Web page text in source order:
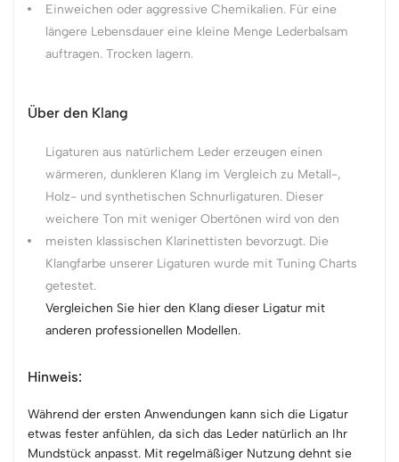
Einweichen oder aggressive Chemikalien. Für eine
längere Lebensdauer eine kleine Menge Lederbalsam
auftragen. Trocken lagern.
Über den Klang
Ligaturen aus natürlichem Leder erzeugen einen
wärmeren, dunkleren Klang im Vergleich zu Metall-,
Holz- und synthetischen Schnurligaturen. Dieser
weichere Ton mit weniger Obertönen wird von den
meisten klassischen Klarinettisten bevorzugt. Die
Klangfarbe unserer Ligaturen wurde mit Tuning Charts
getestet.
Vergleichen Sie hier den Klang dieser Ligatur mit
anderen professionellen Modellen.
Hinweis:
Während der ersten Anwendungen kann sich die Ligatur
etwas fester anfühlen, da sich das Leder natürlich an Ihr
Mundstück anpasst. Mit regelmäßiger Nutzung dehnt sie